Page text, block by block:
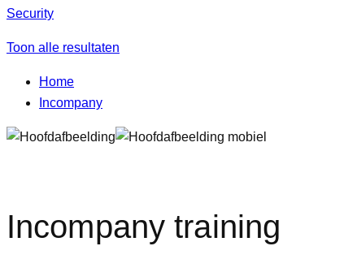
Security
Toon alle resultaten
Home
Incompany
Incompany training